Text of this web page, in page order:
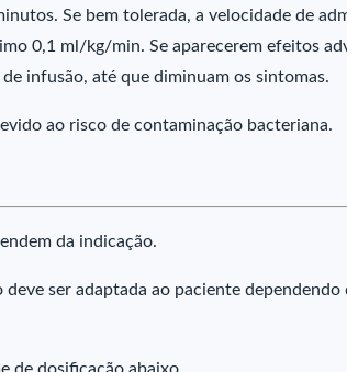
Se bem tolerada, a velocidade de
0,1 ml/kg/min. Se aparecerem efeitos
infusão, até que diminuam os sintomas.
ao risco de contaminação bacteriana.
da indicação.
ser adaptada ao paciente dependendo